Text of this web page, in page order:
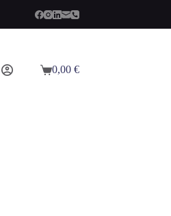
Panier
0,00 €